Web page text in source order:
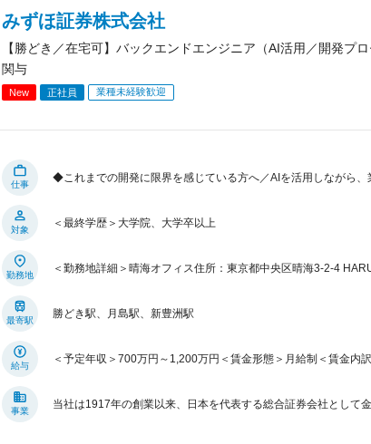
みずほ証券株式会社
【勝どき／在宅可】バックエンドエンジニア（AI活用／開発プ
関与
New 正社員 業種未経験歓迎
仕事
◆これまでの開発に限界を感じている方へ／AIを活用しながら
対象
＜最終学歴＞大学院、大学卒以上
勤務地
＜勤務地詳細＞晴海オフィス住所：東京都中央区晴海3-2-4
最寄駅
勝どき駅、月島駅、新豊洲駅
給与
＜予定年収＞700万円～1,200万円＜賃金形態＞月給制＜賃金内
事業
当社は1917年の創業以来、日本を代表する総合証券会社として